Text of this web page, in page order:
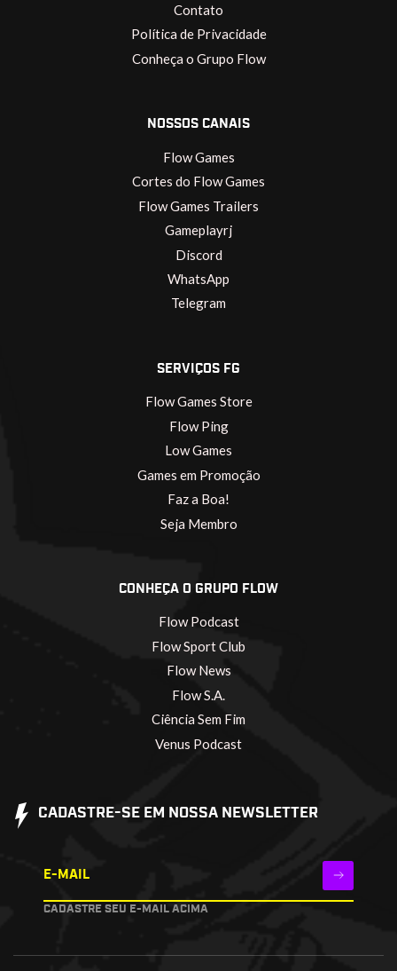
Contato
Política de Privacidade
Conheça o Grupo Flow
NOSSOS CANAIS
Flow Games
Cortes do Flow Games
Flow Games Trailers
Gameplayrj
Discord
WhatsApp
Telegram
SERVIÇOS FG
Flow Games Store
Flow Ping
Low Games
Games em Promoção
Faz a Boa!
Seja Membro
CONHEÇA O GRUPO FLOW
Flow Podcast
Flow Sport Club
Flow News
Flow S.A.
Ciência Sem Fim
Venus Podcast
CADASTRE-SE EM NOSSA NEWSLETTER
E-MAIL
CADASTRE SEU E-MAIL ACIMA